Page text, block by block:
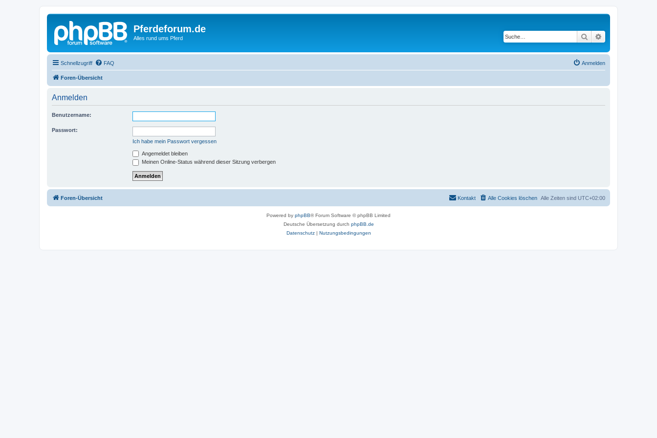
Pferdeforum.de
Alles rund ums Pferd Suche
Schnellzugriff FAQ Anmelden
Foren-Übersicht
Anmelden
Benutzername:
Passwort:
Ich habe mein Passwort vergessen
Angemeldet bleiben
Meinen Online-Status während dieser Sitzung verbergen
Foren-Übersicht Alle Zeiten sind UTC+02:00
Alle Cookies löschen
Kontakt
Powered by phpBB® Forum Software © phpBB Limited
Deutsche Übersetzung durch phpBB.de
Datenschutz| Nutzungsbedingungen